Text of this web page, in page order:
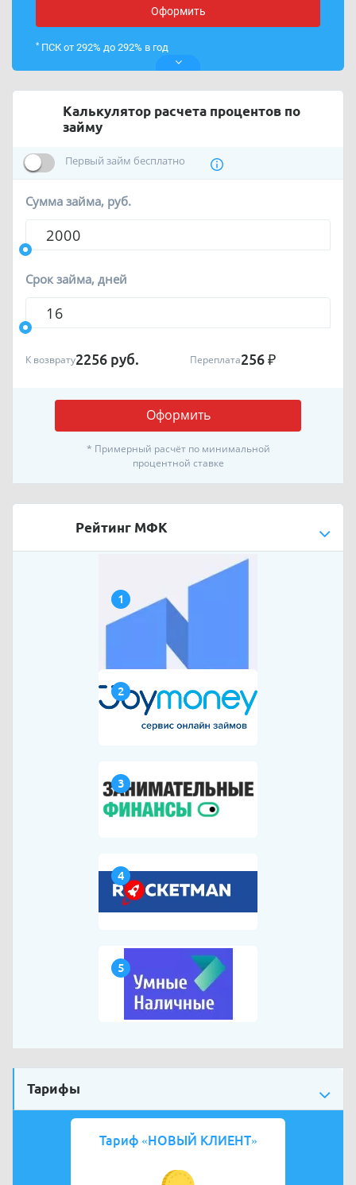
Оформить
*ПСК от 292% до 292% в год
Калькулятор расчета процентов по
займу
Первый займ бесплатно
Сумма займа, руб.
Срок займа, дней
Оформить
К возврату2256 руб. Переплата256 ₽
* Примерный расчёт по минимальной
процентной ставке
Рейтинг МФК
1
2
3
4
5
Тарифы
Тариф «НОВЫЙ КЛИЕНТ»